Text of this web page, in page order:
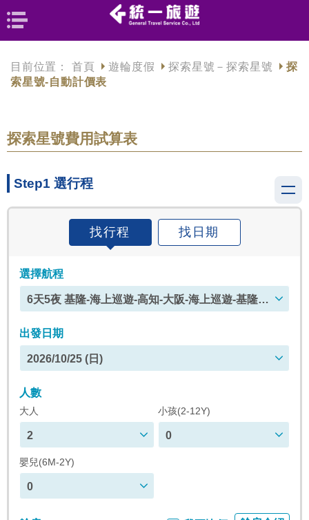
目前位置： 首頁 遊輪度假 探索星號－探索星號
探
索星號-自動計價表
探索星號費用試算表
Step1 選行程
找行程 找日期
選擇航程
6天5夜 基隆-海上巡遊-高知-大阪-海上巡遊-基隆
出發日期
2026/10/25 (日)
人數
大人
2
小孩(2-12Y)
0
嬰兒(6M-2Y)
0